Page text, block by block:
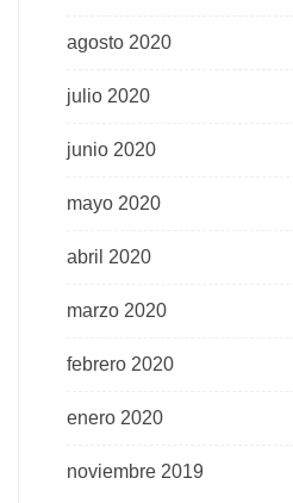
agosto 2020
julio 2020
junio 2020
mayo 2020
abril 2020
marzo 2020
febrero 2020
enero 2020
noviembre 2019